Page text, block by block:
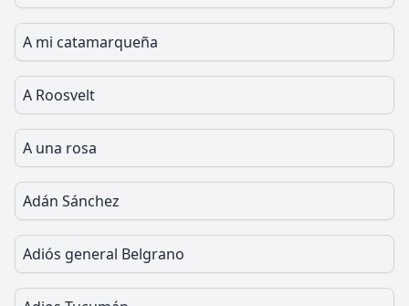
A mi catamarqueña
A Roosvelt
A una rosa
Adán Sánchez
Adiós general Belgrano